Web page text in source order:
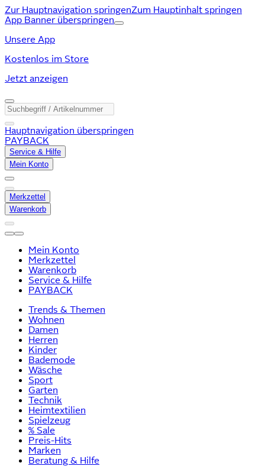
Zur Hauptnavigation springenZum Hauptinhalt springen
App Banner überspringen
Unsere App
Kostenlos im Store
Jetzt anzeigen
Hauptnavigation überspringen
PAYBACK
Service & Hilfe
Mein Konto
Merkzettel
Warenkorb
Mein Konto
Merkzettel
Warenkorb
Service & Hilfe
PAYBACK
Trends & Themen
Wohnen
Damen
Herren
Kinder
Bademode
Wäsche
Sport
Garten
Technik
Heimtextilien
Spielzeug
% Sale
Preis-Hits
Marken
Beratung & Hilfe